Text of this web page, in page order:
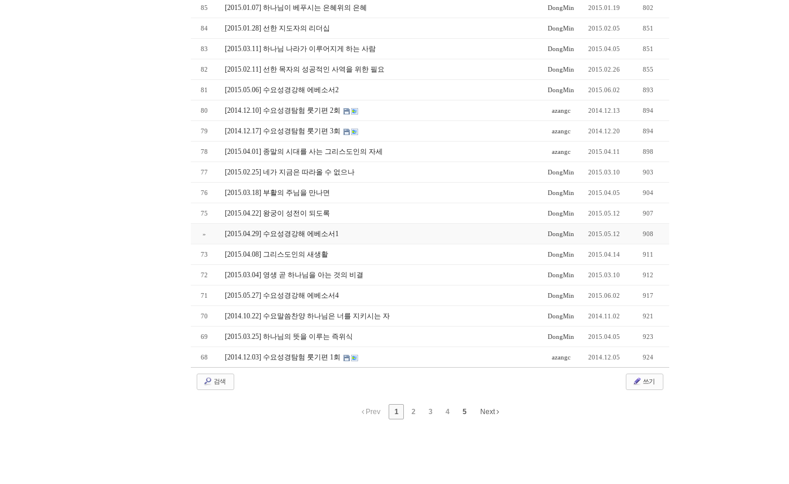
85 [2015.01.07] 하나님이 베푸시는 은혜위의 은혜 DongMin 2015.01.19 802
84 [2015.01.28] 선한 지도자의 리더십 DongMin 2015.02.05 851
83 [2015.03.11] 하나님 나라가 이루어지게 하는 사람 DongMin 2015.04.05 851
82 [2015.02.11] 선한 목자의 성공적인 사역을 위한 필요 DongMin 2015.02.26 855
81 [2015.05.06] 수요성경강해 에베소서2 DongMin 2015.06.02 893
80 [2014.12.10] 수요성경탐험 룻기편 2회 azangc 2014.12.13 894
79 [2014.12.17] 수요성경탐험 룻기편 3회 azangc 2014.12.20 894
78 [2015.04.01] 종말의 시대를 사는 그리스도인의 자세 azangc 2015.04.11 898
77 [2015.02.25] 네가 지금은 따라올 수 없으나 DongMin 2015.03.10 903
76 [2015.03.18] 부활의 주님을 만나면 DongMin 2015.04.05 904
75 [2015.04.22] 왕궁이 성전이 되도록 DongMin 2015.05.12 907
» [2015.04.29] 수요성경강해 에베소서1 DongMin 2015.05.12 908
73 [2015.04.08] 그리스도인의 새생활 DongMin 2015.04.14 911
72 [2015.03.04] 영생 곧 하나님을 아는 것의 비결 DongMin 2015.03.10 912
71 [2015.05.27] 수요성경강해 에베소서4 DongMin 2015.06.02 917
70 [2014.10.22] 수요말씀찬양 하나님은 너를 지키시는 자 DongMin 2014.11.02 921
69 [2015.03.25] 하나님의 뜻을 이루는 즉위식 DongMin 2015.04.05 923
68 [2014.12.03] 수요성경탐험 룻기편 1회 azangc 2014.12.05 924
검색 쓰기
Prev 1 2 3 4 5 Next